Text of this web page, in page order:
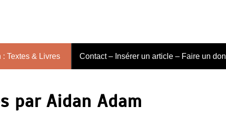
Textes & Livres Contact – Insérer un article – Faire un don
par Aidan Adam